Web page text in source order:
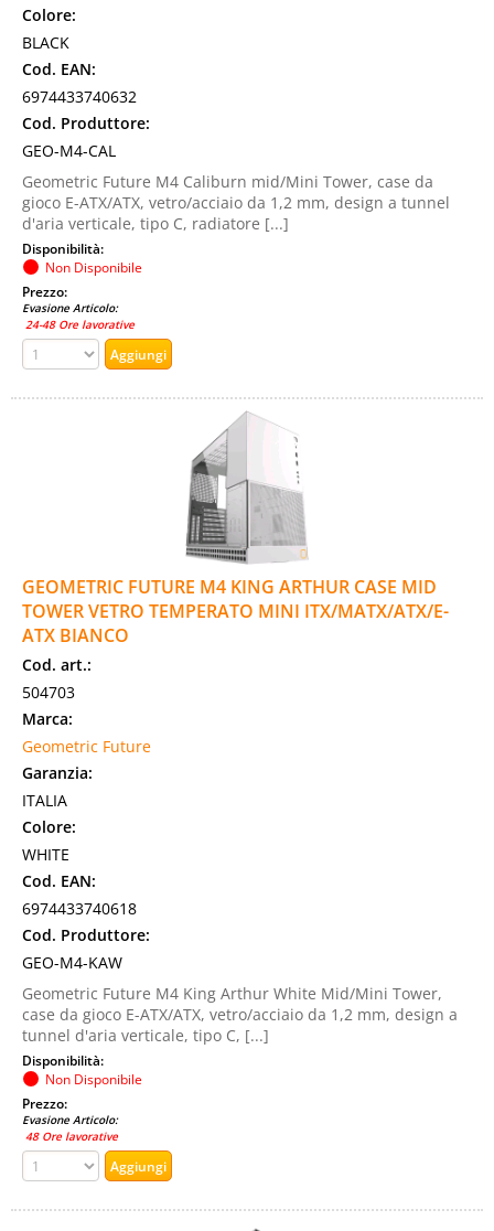
Colore:
BLACK
Cod. EAN:
6974433740632
Cod. Produttore:
GEO-M4-CAL
Geometric Future M4 Caliburn mid/Mini Tower, case da
gioco E-ATX/ATX, vetro/acciaio da 1,2 mm, design a tunnel
d'aria verticale, tipo C, radiatore [...]
Disponibilità:
Non Disponibile
Prezzo:
Evasione Articolo:
24-48 Ore lavorative
GEOMETRIC FUTURE M4 KING ARTHUR CASE MID
TOWER VETRO TEMPERATO MINI ITX/MATX/ATX/E-
ATX BIANCO
Cod. art.:
504703
Marca:
Geometric Future
Garanzia:
ITALIA
Colore:
WHITE
Cod. EAN:
6974433740618
Cod. Produttore:
GEO-M4-KAW
Geometric Future M4 King Arthur White Mid/Mini Tower,
case da gioco E-ATX/ATX, vetro/acciaio da 1,2 mm, design a
tunnel d'aria verticale, tipo C, [...]
Disponibilità:
Non Disponibile
Prezzo:
Evasione Articolo:
48 Ore lavorative